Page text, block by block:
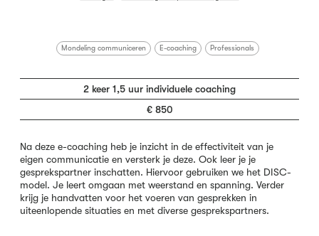
Mondeling communiceren E-coaching Professionals
2 keer 1,5 uur individuele coaching
€ 850
Na deze e-coaching heb je inzicht in de effectiviteit van je
eigen communicatie en versterk je deze. Ook leer je je
gesprekspartner inschatten. Hiervoor gebruiken we het DISC-
model. Je leert omgaan met weerstand en spanning. Verder
krijg je handvatten voor het voeren van gesprekken in
uiteenlopende situaties en met diverse gesprekspartners.